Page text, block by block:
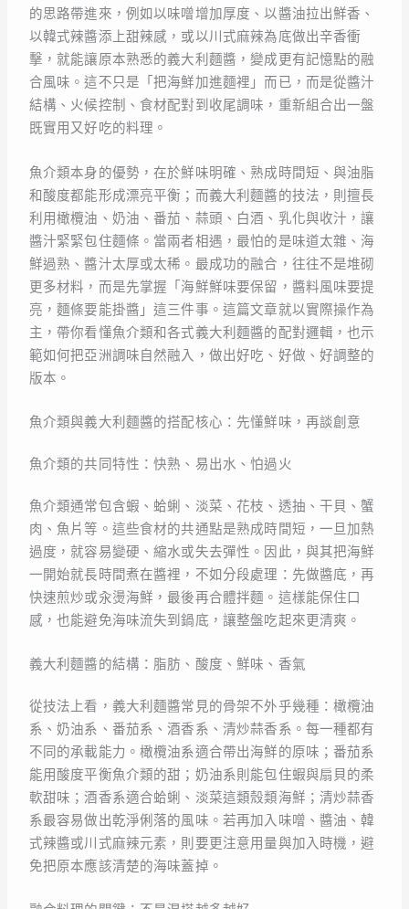
的思路帶進來，例如以味噌增加厚度、以醬油拉出鮮香、
以韓式辣醬添上甜辣感，或以川式麻辣為底做出辛香衝
擊，就能讓原本熟悉的義大利麵醬，變成更有記憶點的融
合風味。這不只是「把海鮮加進麵裡」而已，而是從醬汁
結構、火候控制、食材配對到收尾調味，重新組合出一盤
既實用又好吃的料理。
魚介類本身的優勢，在於鮮味明確、熟成時間短、與油脂
和酸度都能形成漂亮平衡；而義大利麵醬的技法，則擅長
利用橄欖油、奶油、番茄、蒜頭、白酒、乳化與收汁，讓
醬汁緊緊包住麵條。當兩者相遇，最怕的是味道太雜、海
鮮過熟、醬汁太厚或太稀。最成功的融合，往往不是堆砌
更多材料，而是先掌握「海鮮鮮味要保留，醬料風味要提
亮，麵條要能掛醬」這三件事。這篇文章就以實際操作為
主，帶你看懂魚介類和各式義大利麵醬的配對邏輯，也示
範如何把亞洲調味自然融入，做出好吃、好做、好調整的
版本。
魚介類與義大利麵醬的搭配核心：先懂鮮味，再談創意
魚介類的共同特性：快熟、易出水、怕過火
魚介類通常包含蝦、蛤蜊、淡菜、花枝、透抽、干貝、蟹
肉、魚片等。這些食材的共通點是熟成時間短，一旦加熱
過度，就容易變硬、縮水或失去彈性。因此，與其把海鮮
一開始就長時間煮在醬裡，不如分段處理：先做醬底，再
快速煎炒或汆燙海鮮，最後再合體拌麵。這樣能保住口
感，也能避免海味流失到鍋底，讓整盤吃起來更清爽。
義大利麵醬的結構：脂肪、酸度、鮮味、香氣
從技法上看，義大利麵醬常見的骨架不外乎幾種：橄欖油
系、奶油系、番茄系、酒香系、清炒蒜香系。每一種都有
不同的承載能力。橄欖油系適合帶出海鮮的原味；番茄系
能用酸度平衡魚介類的甜；奶油系則能包住蝦與扇貝的柔
軟甜味；酒香系適合蛤蜊、淡菜這類殼類海鮮；清炒蒜香
系最容易做出乾淨俐落的風味。若再加入味噌、醬油、韓
式辣醬或川式麻辣元素，則要更注意用量與加入時機，避
免把原本應該清楚的海味蓋掉。